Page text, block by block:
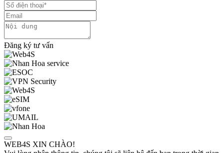
Đăng ký tư vấn
WEB4S XIN CHÀO!